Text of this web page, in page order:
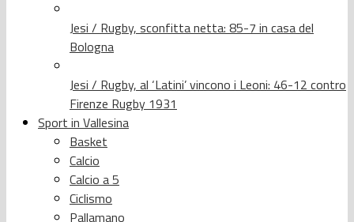
Jesi / Rugby, sconfitta netta: 85-7 in casa del
Bologna
Jesi / Rugby, al ‘Latini’ vincono i Leoni: 46-12 contro
Firenze Rugby 1931
Sport in Vallesina
Basket
Calcio
Calcio a 5
Ciclismo
Pallamano